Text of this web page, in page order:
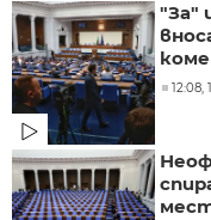
"За"
12:08,